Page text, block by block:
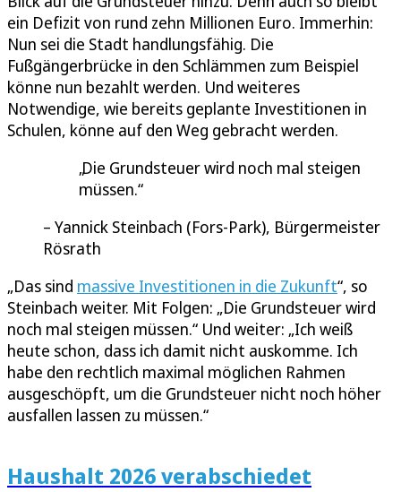
ein Defizit von rund zehn Millionen Euro. Immerhin:
Nun sei die Stadt handlungsfähig. Die
Fußgängerbrücke in den Schlämmen zum Beispiel
könne nun bezahlt werden. Und weiteres
Notwendige, wie bereits geplante Investitionen in
Schulen, könne auf den Weg gebracht werden.
Die Grundsteuer wird noch mal steigen
müssen.
Yannick Steinbach (Fors-Park), Bürgermeister
Rösrath
„Das sind massive Investitionen in die Zukunft“, so
Steinbach weiter. Mit Folgen: „Die Grundsteuer wird
noch mal steigen müssen.“ Und weiter: „Ich weiß
heute schon, dass ich damit nicht auskomme. Ich
habe den rechtlich maximal möglichen Rahmen
ausgeschöpft, um die Grundsteuer nicht noch höher
ausfallen lassen zu müssen.“
Haushalt 2026 verabschiedet